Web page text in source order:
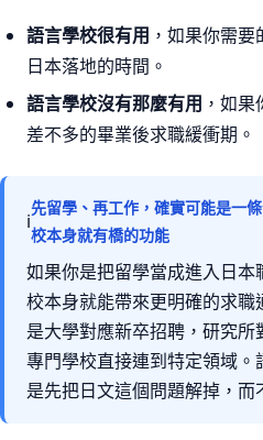
語言學校很有用 ，如果你需
日本落地的時間。
語言學校沒有那麼有用 ，如
差不多的畢業後求職緩衝期。
ℹ
先留學、再工作，確實可能是一
校本身就有橋的功能
如果你是把留學當成進入日
校本身就能帶來更明確的求
是大學對應新卒招聘，研究
專門學校直接連到特定領域
是先把日文這個問題解掉，而